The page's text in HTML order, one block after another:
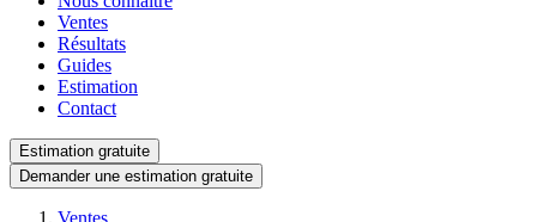
Ventes
Résultats
Guides
Estimation
Contact
Estimation gratuite
Demander une estimation gratuite
Ventes